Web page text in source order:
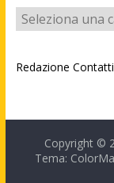
Categorie
Redazione Contatti
Copyright ©
Tema: